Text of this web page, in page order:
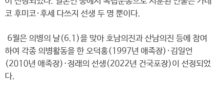
코 후미코·후세 다쓰지 선생 두 명 뿐이다.
6월은 의병의 날(6.1)을 맞아 호남의진과 산남의진 등에 참여
하여 각종 의병활동을 한 오덕홍(1997년 애족장)·김일언
(2010년 애족장)·정래의 선생(2022년 건국포장)이 선정되었
다.